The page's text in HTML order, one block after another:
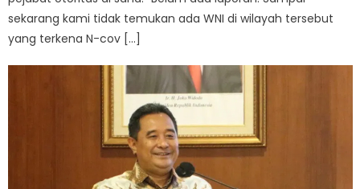
sekarang kami tidak temukan ada WNI di wilayah tersebut
yang terkena N-cov […]